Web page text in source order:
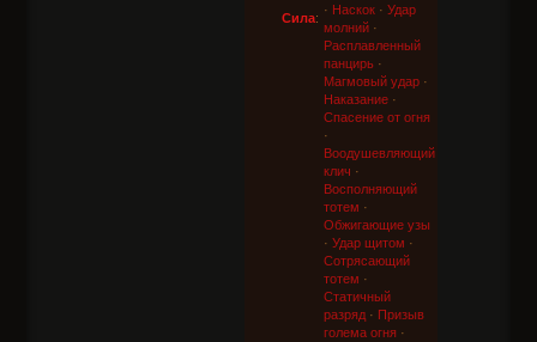
Сила:
· Наскок · Удар
молний ·
Расплавленный
панцирь ·
Магмовый удар ·
Наказание ·
Спасение от огня
·
Воодушевляющий
клич ·
Восполняющий
тотем ·
Обжигающие узы
· Удар щитом ·
Сотрясающий
тотем ·
Статичный
разряд · Призыв
голема огня ·